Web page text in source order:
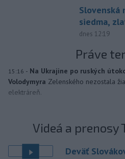
Slovenská
siedma,
dnes 12:19
Práve
15:16 - Na Ukrajine po ruských
Volodymyra Zelenského nezostala
elektráreň.
Videá a prenosy
Deväť